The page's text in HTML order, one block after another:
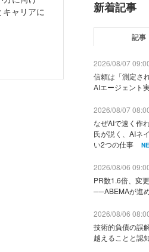
ャリアに
新着記事
記事
2026/08/07
信頼は「測定さ
AIエージェント
2026/08/07
なぜAIで速く作
氏が説く、AIネ
い2つの仕事
2026/08/06
PR数1.6倍、変
──ABEMAが進
2026/08/06
技術的負債の誤
越えることと認